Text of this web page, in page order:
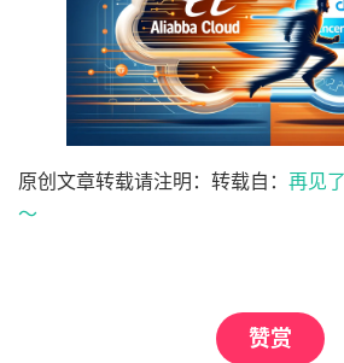
原创文章转载请注明：转载自： 再见
～
赞赏